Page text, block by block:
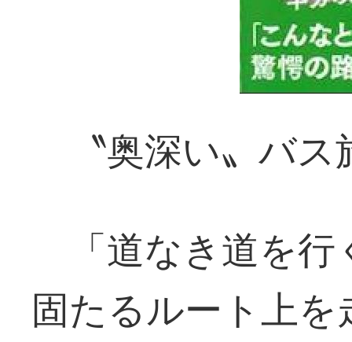
〝奥深い〟バス
「道なき道を
固たるルート上